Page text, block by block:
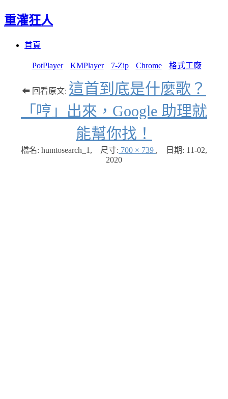
重灌狂人
首頁
PotPlayer KMPlayer 7-Zip Chrome 格式工廠
⬅ 回看原文: 這首到底是什麼歌？
「哼」出來，Google 助理就
能幫你找！
檔名: humtosearch_1 , 尺寸: 700 × 739 , 日期: 11-02,
2020